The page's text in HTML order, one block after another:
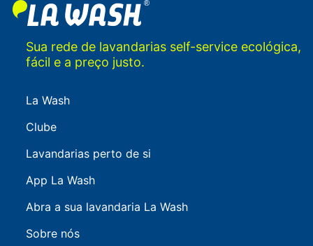
Sua rede de lavandarias self-service ecológica,
fácil e a preço justo.
La Wash
Clube
Lavandarias perto de si
App La Wash
Abra a sua lavandaria La Wash
Sobre nós